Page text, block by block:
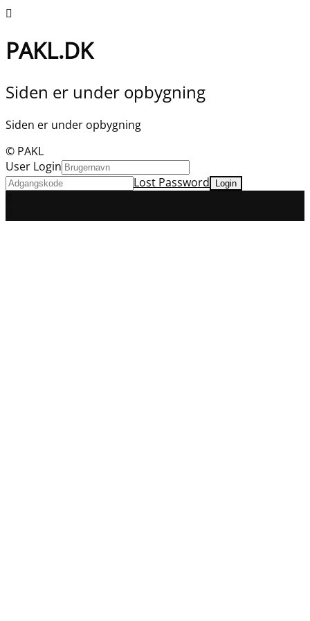
PAKL.DK
Siden er under opbygning
Siden er under opbygning
© PAKL
User Login
Lost Password